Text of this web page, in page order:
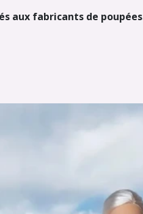
aux fabricants de